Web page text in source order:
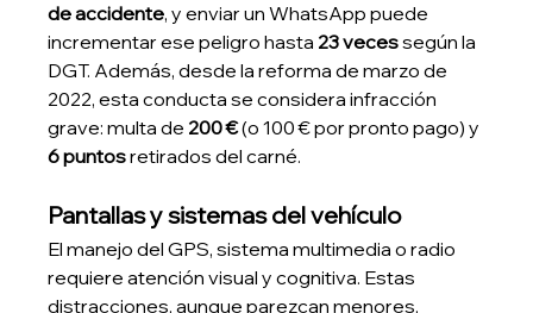
de accidente, y enviar un WhatsApp puede
incrementar ese peligro hasta 23 veces según la
DGT. Además, desde la reforma de marzo de
2022, esta conducta se considera infracción
grave: multa de 200 € (o 100 € por pronto pago) y
6 puntos retirados del carné.
Pantallas y sistemas del vehículo
El manejo del GPS, sistema multimedia o radio
requiere atención visual y cognitiva. Estas
distracciones, aunque parezcan menores,